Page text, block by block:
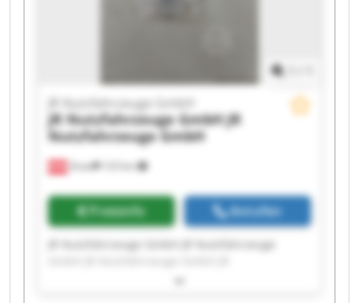
Gnas 123 km
JR Nutzfahrzeuge GmbH
JR Nutzfahrzeuge GmbHJR
Nutzfahrzeuge GmbH
Preisinfo Anrufen
JR Nutzfahrzeuge GmbH JR Nutzfahrzeuge
Nutzfahrzeuge GmbH JR Nutzfahrzeuge GmbH